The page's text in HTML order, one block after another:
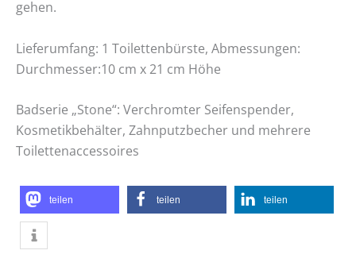
gehen.
Lieferumfang: 1 Toilettenbürste, Abmessungen:
Durchmesser:10 cm x 21 cm Höhe
Badserie „Stone“: Verchromter Seifenspender,
Kosmetikbehälter, Zahnputzbecher und mehrere
Toilettenaccessoires
teilen teilen teilen